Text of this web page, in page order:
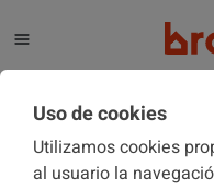
El
Uso de cookies
Utilizamos cookies
al usuario la